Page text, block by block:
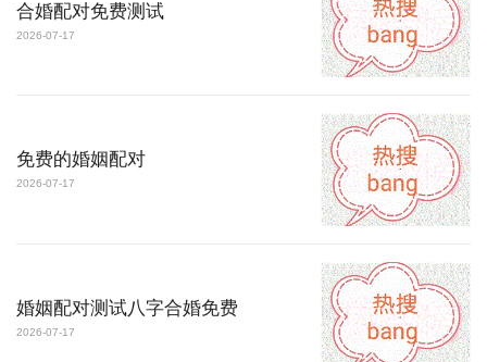
合婚配对免费测试
2026-07-17
免费的婚姻配对
2026-07-17
婚姻配对测试八字合婚免费
2026-07-17